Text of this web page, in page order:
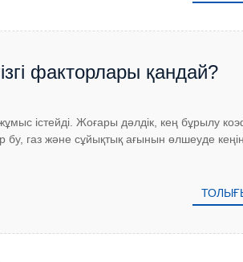
факторлары қандай?
істейді. Жоғары дәлдік, кең бұрылу
газ және сұйықтық ағынын өлшеуде